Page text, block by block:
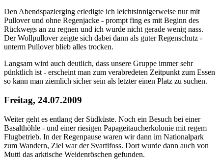
Den Abendspazierging erledigte ich leichtsinnigerweise nur mit
Pullover und ohne Regenjacke - prompt fing es mit Beginn des
Rückwegs an zu regnen und ich wurde nicht gerade wenig nass.
Der Wollpullover zeigte sich dabei dann als guter Regenschutz -
unterm Pullover blieb alles trocken.
Langsam wird auch deutlich, dass unsere Gruppe immer sehr
pünktlich ist - erscheint man zum verabredeten Zeitpunkt zum Essen
so kann man ziemlich sicher sein als letzter einen Platz zu suchen.
Freitag, 24.07.2009
Weiter geht es entlang der Südküste. Noch ein Besuch bei einer
Basalthöhle - und einer riesigen Papageitaucherkolonie mit regem
Flugbetrieb. In der Regenpause waren wir dann im Nationalpark
zum Wandern, Ziel war der Svartifoss. Dort wurde dann auch von
Mutti das arktische Weidenröschen gefunden.